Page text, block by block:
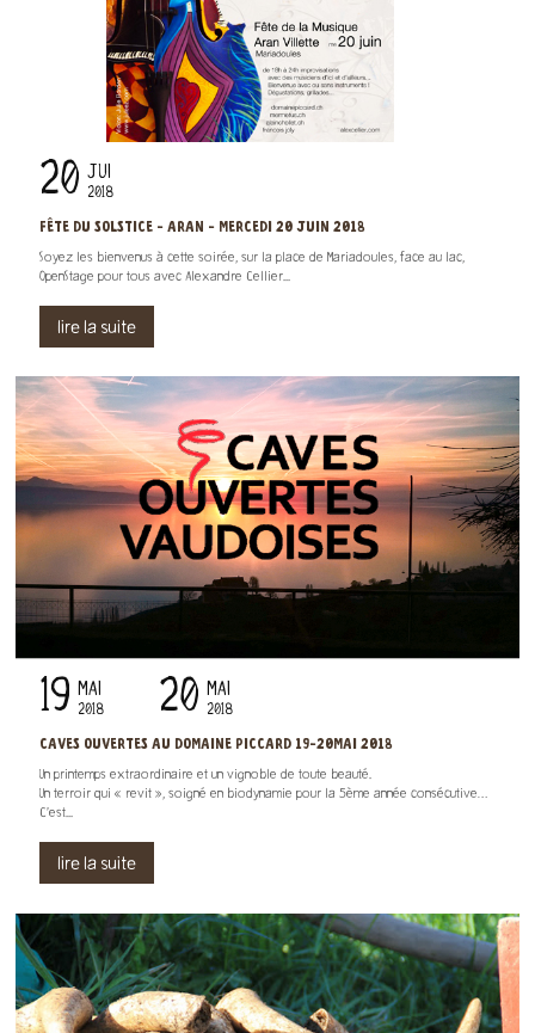
20 JUI
2018
FÊTE DU SOLSTICE - ARAN - MERCEDI 20 JUIN 2018
Soyez les bienvenus à cette soirée, sur la place de Mariadoules, face au lac,
OpenStage pour tous avec Alexandre Cellier...
lire la suite
19 MAI
2018 20 MAI
2018
CAVES OUVERTES AU DOMAINE PICCARD 19-20MAI 2018
Un printemps extraordinaire et un vignoble de toute beauté.
Un terroir qui « revit », soigné en biodynamie pour la 5ème année consécutive…
C’est...
lire la suite